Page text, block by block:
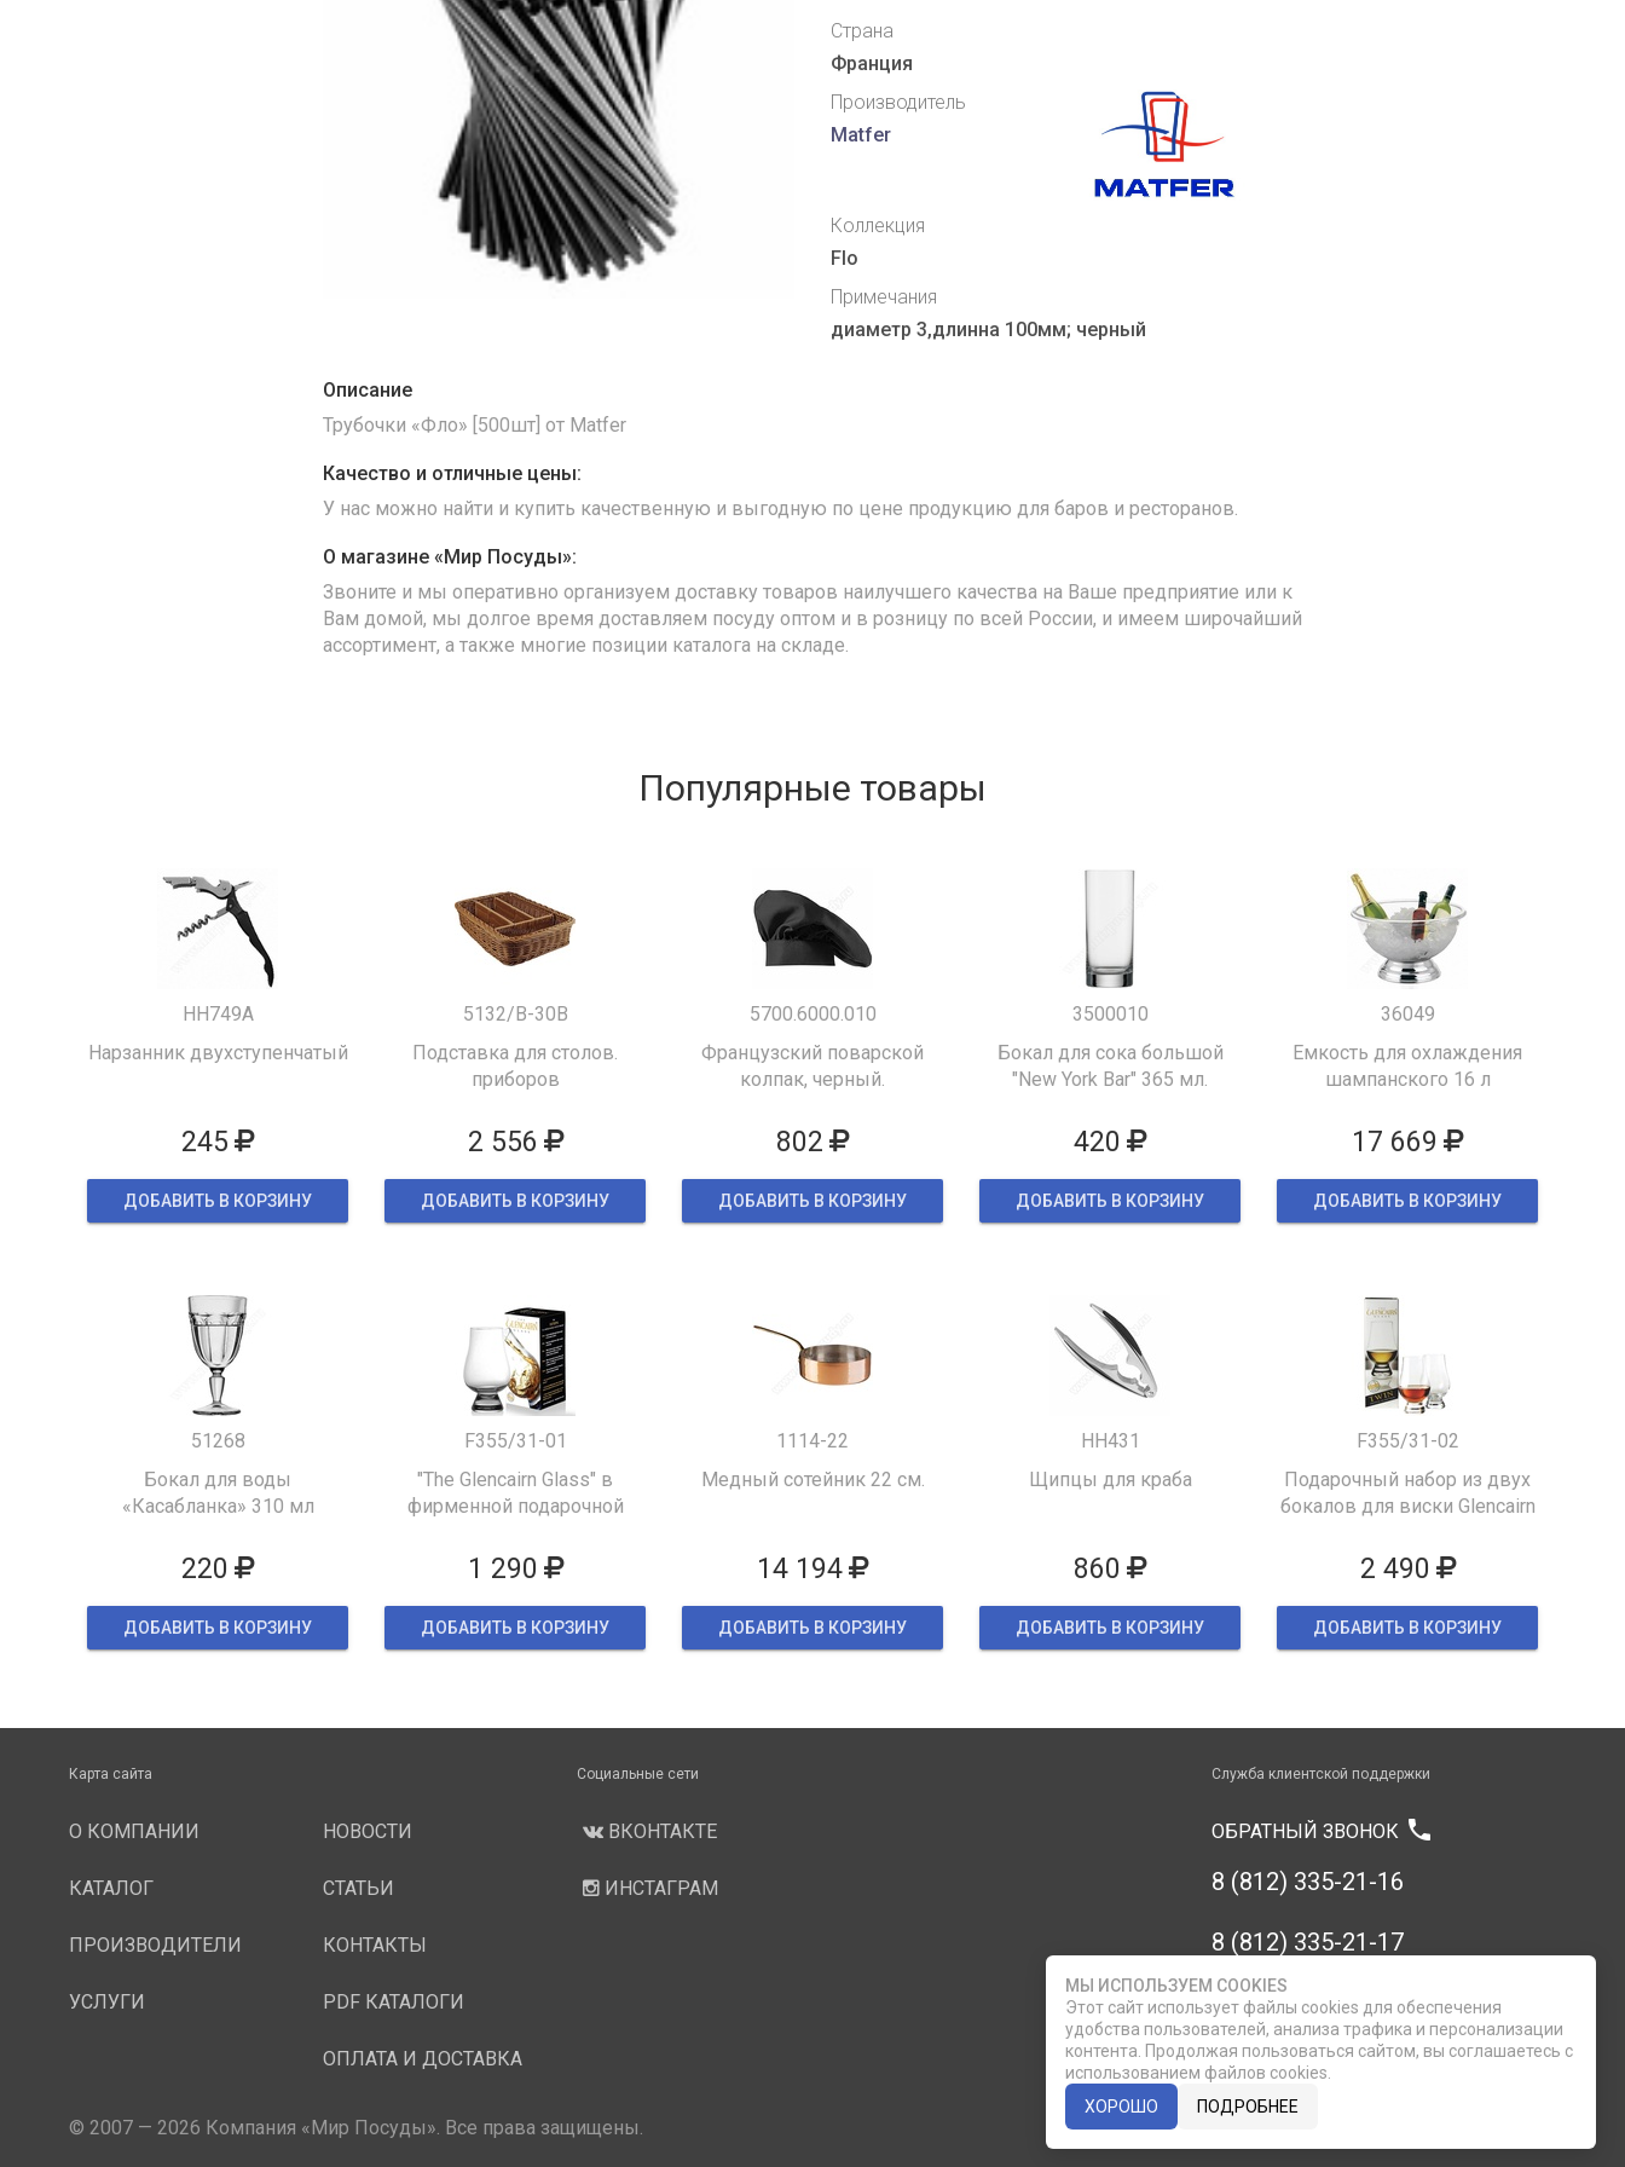
Страна
Франция
Производитель
Matfer
Коллекция
Flo
Примечания
диаметр 3,длинна 100мм; черный
Описание
Трубочки «Фло» [500шт] от Matfer
Качество и отличные цены:
У нас можно найти и купить качественную и выгодную по цене продукцию для баров и ресторанов.
О магазине «Мир Посуды»:
Звоните и мы оперативно организуем доставку товаров наилучшего качества на Ваше предприятие или к
Вам домой, мы долгое время доставляем посуду оптом и в розницу по всей России, и имеем широчайший
ассортимент, а также многие позиции каталога на складе.
Популярные товары
HH749A
Нарзанник двухступенчатый
245
ДОБАВИТЬ В КОРЗИНУ
5132/B-30B
Подставка для столов.
приборов
2 556
ДОБАВИТЬ В КОРЗИНУ
5700.6000.010
Французский поварской
колпак, черный.
802
ДОБАВИТЬ В КОРЗИНУ
3500010
Бокал для сока большой
"New York Bar" 365 мл.
420
ДОБАВИТЬ В КОРЗИНУ
36049
Емкость для охлаждения
шампанского 16 л
17 669
ДОБАВИТЬ В КОРЗИНУ
51268
Бокал для воды
«Касабланка» 310 мл
220
ДОБАВИТЬ В КОРЗИНУ
F355/31-01
"The Glencairn Glass" в
фирменной подарочной
1 290
ДОБАВИТЬ В КОРЗИНУ
1114-22
Медный сотейник 22 см.
14 194
ДОБАВИТЬ В КОРЗИНУ
HH431
Щипцы для краба
860
ДОБАВИТЬ В КОРЗИНУ
F355/31-02
Подарочный набор из двух
бокалов для виски Glencairn
2 490
ДОБАВИТЬ В КОРЗИНУ
Карта сайта
О КОМПАНИИ
КАТАЛОГ
ПРОИЗВОДИТЕЛИ
УСЛУГИ
НОВОСТИ
СТАТЬИ
КОНТАКТЫ
PDF КАТАЛОГИ
ОПЛАТА И ДОСТАВКА
Социальные сети
ВКОНТАКТЕ
ИНСТАГРАМ
Служба клиентской поддержки
ОБРАТНЫЙ ЗВОНОК phone
8 (812) 335-21-16
8 (812) 335-21-17
7 (911) 947-43-48
© 2007 — 2026 Компания «Мир Посуды». Все права защищены.
МЫ ИСПОЛЬЗУЕМ COOKIES
Этот сайт использует файлы cookies для обеспечения
удобства пользователей, анализа трафика и персонализации
контента. Продолжая пользоваться сайтом, вы соглашаетесь с
использованием файлов cookies.
ХОРОШО
ПОДРОБНЕЕ